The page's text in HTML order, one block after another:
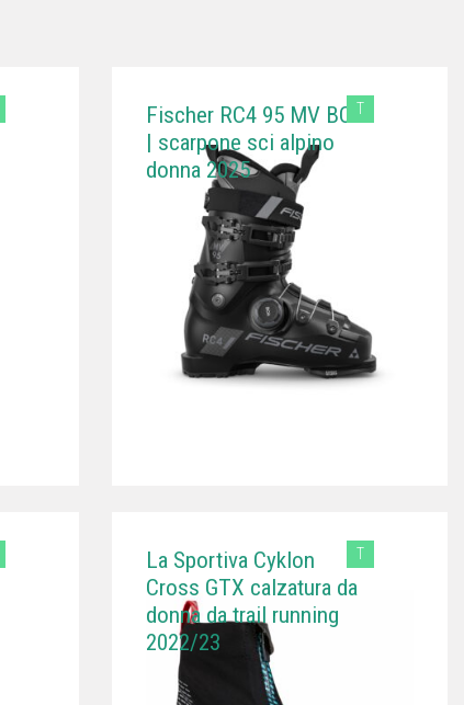
T
Fischer RC4 95 MV BOA
| scarpone sci alpino
donna 2025
T
La Sportiva Cyklon
Cross GTX calzatura da
donna da trail running
2022/23